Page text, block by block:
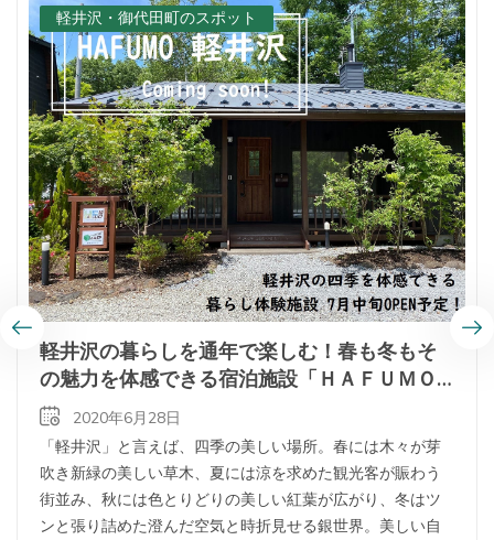
軽井沢・御代田町のスポット
軽井沢の暮らしを通年で楽しむ！春も冬もそ
の魅力を体感できる宿泊施設「ＨＡＦＵＭＯ
軽井沢」がＯＰＥＮ！
2020年6月28日
「軽井沢」と言えば、四季の美しい場所。春には木々が芽
吹き新緑の美しい草木、夏には涼を求めた観光客が賑わう
街並み、秋には色とりどりの美しい紅葉が広がり、冬はツ
ンと張り詰めた澄んだ空気と時折見せる銀世界。美しい自